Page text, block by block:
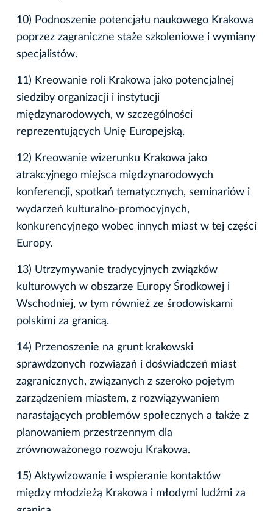
10) Podnoszenie potencjału naukowego Krakowa
poprzez zagraniczne staże szkoleniowe i wymiany
specjalistów.
11) Kreowanie roli Krakowa jako potencjalnej
siedziby organizacji i instytucji
międzynarodowych, w szczególności
reprezentujących Unię Europejską.
12) Kreowanie wizerunku Krakowa jako
atrakcyjnego miejsca międzynarodowych
konferencji, spotkań tematycznych, seminariów i
wydarzeń kulturalno-promocyjnych,
konkurencyjnego wobec innych miast w tej części
Europy.
13) Utrzymywanie tradycyjnych związków
kulturowych w obszarze Europy Środkowej i
Wschodniej, w tym również ze środowiskami
polskimi za granicą.
14) Przenoszenie na grunt krakowski
sprawdzonych rozwiązań i doświadczeń miast
zagranicznych, związanych z szeroko pojętym
zarządzeniem miastem, z rozwiązywaniem
narastających problemów społecznych a także z
planowaniem przestrzennym dla
zrównoważonego rozwoju Krakowa.
15) Aktywizowanie i wspieranie kontaktów
między młodzieżą Krakowa i młodymi ludźmi za